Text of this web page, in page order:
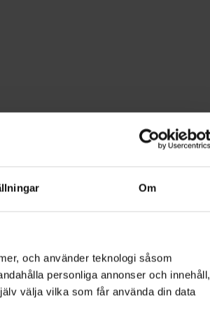
Om
och använder teknologi såsom
personliga annonser och innehåll,
välja vilka som får använda din data